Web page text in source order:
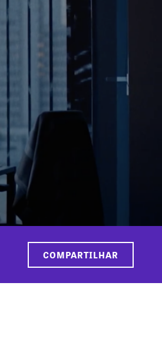
COMPARTILHAR